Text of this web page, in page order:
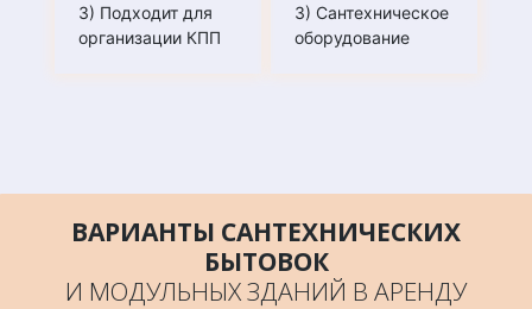
3) Подходит для
организации КПП
3) Сантехническое
оборудование
ВАРИАНТЫ САНТЕХНИЧЕСКИХ
БЫТОВОК
И МОДУЛЬНЫХ ЗДАНИЙ В АРЕНДУ